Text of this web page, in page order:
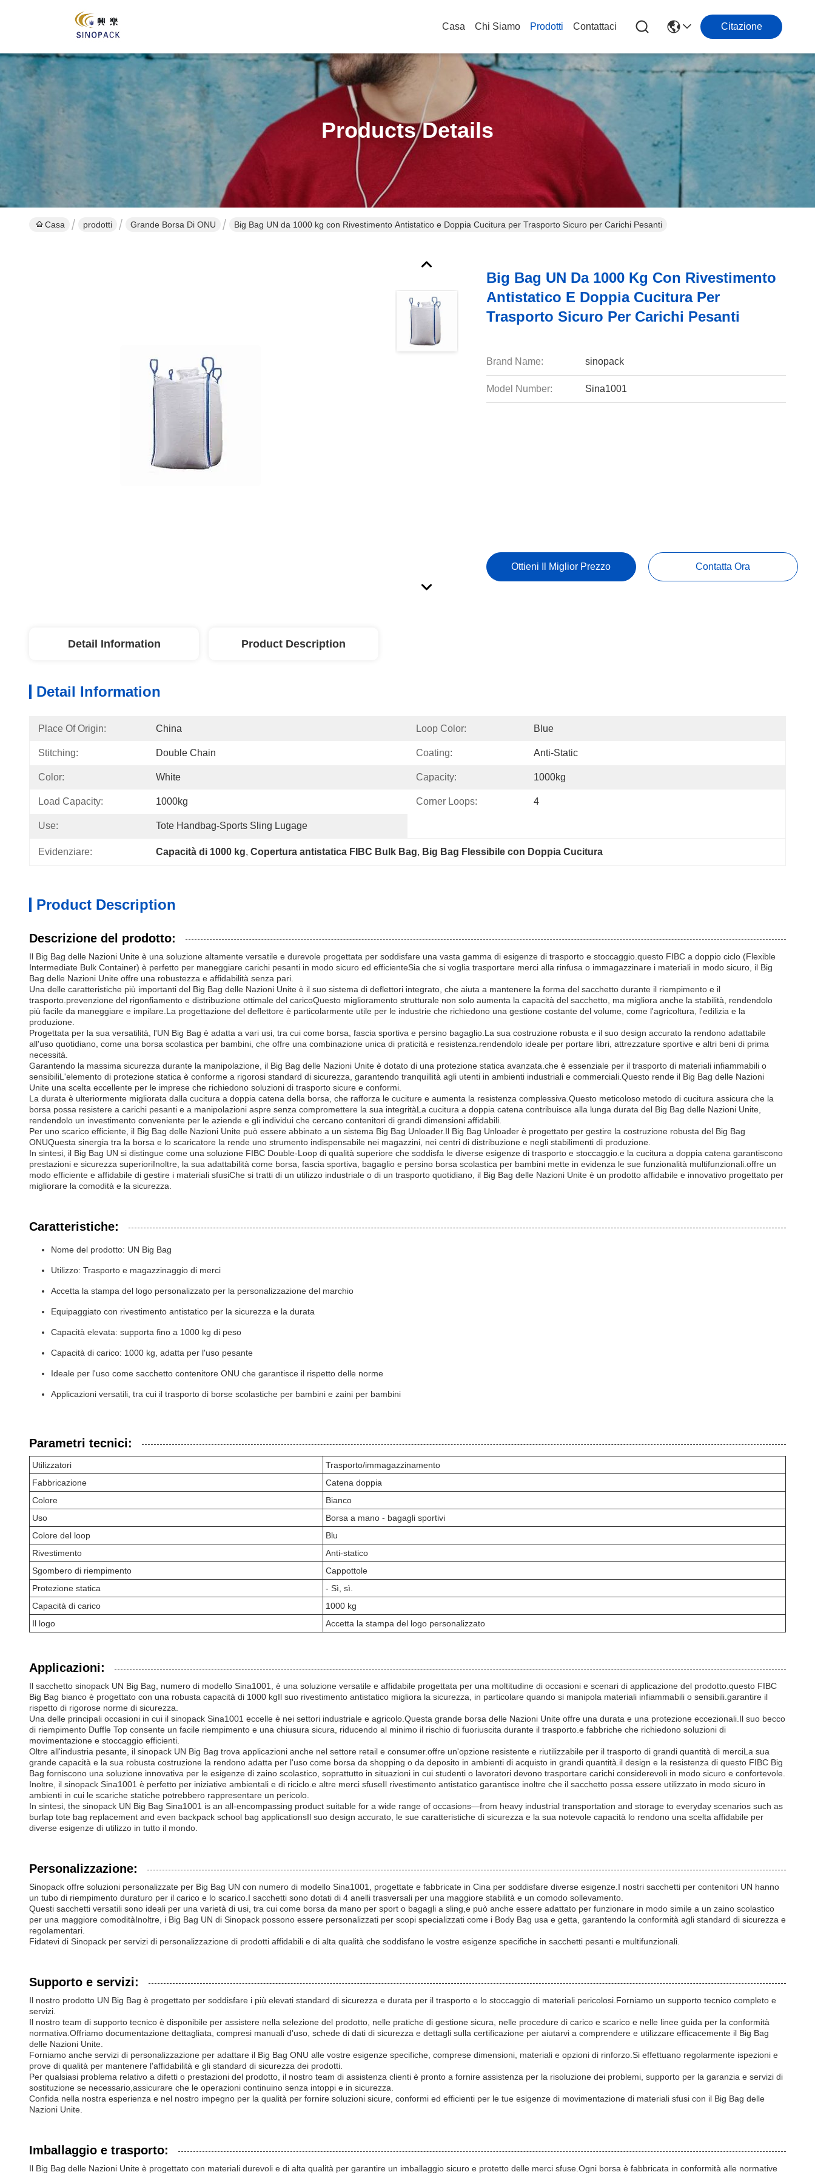
Casa Chi Siamo Prodotti Contattaci Citazione
Products Details
Casa prodotti Grande Borsa Di ONU Big Bag UN da 1000 kg con Rivestimento Antistatico e Doppia Cucitura per Trasporto Sicuro per Carichi Pesanti
Big Bag UN Da 1000 Kg Con Rivestimento
Antistatico E Doppia Cucitura Per
Trasporto Sicuro Per Carichi Pesanti
Brand Name: sinopack
Model Number: Sina1001
Ottieni Il Miglior Prezzo Contatta Ora
Detail Information Product Description
Detail Information
Place Of Origin: China Loop Color: Blue
Stitching: Double Chain Coating: Anti-Static
Color: White Capacity: 1000kg
Load Capacity: 1000kg Corner Loops: 4
Use: Tote Handbag-Sports Sling Lugage
Evidenziare: Capacità di 1000 kg, Copertura antistatica FIBC Bulk Bag, Big Bag Flessibile con Doppia Cucitura
Product Description
Descrizione del prodotto:
Il Big Bag delle Nazioni Unite è una soluzione altamente versatile e durevole progettata per soddisfare una vasta gamma di esigenze di trasporto e stoccaggio.questo FIBC a doppio ciclo (Flexible
Intermediate Bulk Container) è perfetto per maneggiare carichi pesanti in modo sicuro ed efficienteSia che si voglia trasportare merci alla rinfusa o immagazzinare i materiali in modo sicuro, il Big
Bag delle Nazioni Unite offre una robustezza e affidabilità senza pari.
Una delle caratteristiche più importanti del Big Bag delle Nazioni Unite è il suo sistema di deflettori integrato, che aiuta a mantenere la forma del sacchetto durante il riempimento e il
trasporto.prevenzione del rigonfiamento e distribuzione ottimale del caricoQuesto miglioramento strutturale non solo aumenta la capacità del sacchetto, ma migliora anche la stabilità, rendendolo
più facile da maneggiare e impilare.La progettazione del deflettore è particolarmente utile per le industrie che richiedono una gestione costante del volume, come l'agricoltura, l'edilizia e la
produzione.
Progettata per la sua versatilità, l'UN Big Bag è adatta a vari usi, tra cui come borsa, fascia sportiva e persino bagaglio.La sua costruzione robusta e il suo design accurato la rendono adattabile
all'uso quotidiano, come una borsa scolastica per bambini, che offre una combinazione unica di praticità e resistenza.rendendolo ideale per portare libri, attrezzature sportive e altri beni di prima
necessità.
Garantendo la massima sicurezza durante la manipolazione, il Big Bag delle Nazioni Unite è dotato di una protezione statica avanzata.che è essenziale per il trasporto di materiali infiammabili o
sensibiliL'elemento di protezione statica è conforme a rigorosi standard di sicurezza, garantendo tranquillità agli utenti in ambienti industriali e commerciali.Questo rende il Big Bag delle Nazioni
Unite una scelta eccellente per le imprese che richiedono soluzioni di trasporto sicure e conformi.
La durata è ulteriormente migliorata dalla cucitura a doppia catena della borsa, che rafforza le cuciture e aumenta la resistenza complessiva.Questo meticoloso metodo di cucitura assicura che la
borsa possa resistere a carichi pesanti e a manipolazioni aspre senza compromettere la sua integritàLa cucitura a doppia catena contribuisce alla lunga durata del Big Bag delle Nazioni Unite,
rendendolo un investimento conveniente per le aziende e gli individui che cercano contenitori di grandi dimensioni affidabili.
Per uno scarico efficiente, il Big Bag delle Nazioni Unite può essere abbinato a un sistema Big Bag Unloader.Il Big Bag Unloader è progettato per gestire la costruzione robusta del Big Bag
ONUQuesta sinergia tra la borsa e lo scaricatore la rende uno strumento indispensabile nei magazzini, nei centri di distribuzione e negli stabilimenti di produzione.
In sintesi, il Big Bag UN si distingue come una soluzione FIBC Double-Loop di qualità superiore che soddisfa le diverse esigenze di trasporto e stoccaggio.e la cucitura a doppia catena garantiscono
prestazioni e sicurezza superioriInoltre, la sua adattabilità come borsa, fascia sportiva, bagaglio e persino borsa scolastica per bambini mette in evidenza le sue funzionalità multifunzionali.offre un
modo efficiente e affidabile di gestire i materiali sfusiChe si tratti di un utilizzo industriale o di un trasporto quotidiano, il Big Bag delle Nazioni Unite è un prodotto affidabile e innovativo progettato per
migliorare la comodità e la sicurezza.
Caratteristiche:
Nome del prodotto: UN Big Bag
Utilizzo: Trasporto e magazzinaggio di merci
Accetta la stampa del logo personalizzato per la personalizzazione del marchio
Equipaggiato con rivestimento antistatico per la sicurezza e la durata
Capacità elevata: supporta fino a 1000 kg di peso
Capacità di carico: 1000 kg, adatta per l'uso pesante
Ideale per l'uso come sacchetto contenitore ONU che garantisce il rispetto delle norme
Applicazioni versatili, tra cui il trasporto di borse scolastiche per bambini e zaini per bambini
Parametri tecnici:
Utilizzatori
Trasporto/immagazzinamento
Fabbricazione
Catena doppia
Colore
Bianco
Uso
Borsa a mano - bagagli sportivi
Colore del loop
Blu
Rivestimento
Anti-statico
Sgombero di riempimento
Cappottole
Protezione statica
- Sì, sì.
Capacità di carico
1000 kg
Il logo
Accetta la stampa del logo personalizzato
Applicazioni:
Il sacchetto sinopack UN Big Bag, numero di modello Sina1001, è una soluzione versatile e affidabile progettata per una moltitudine di occasioni e scenari di applicazione del prodotto.questo FIBC
Big Bag bianco è progettato con una robusta capacità di 1000 kgIl suo rivestimento antistatico migliora la sicurezza, in particolare quando si manipola materiali infiammabili o sensibili.garantire il
rispetto di rigorose norme di sicurezza.
Una delle principali occasioni in cui il sinopack Sina1001 eccelle è nei settori industriale e agricolo.Questa grande borsa delle Nazioni Unite offre una durata e una protezione eccezionali.Il suo becco
di riempimento Duffle Top consente un facile riempimento e una chiusura sicura, riducendo al minimo il rischio di fuoriuscita durante il trasporto.e fabbriche che richiedono soluzioni di
movimentazione e stoccaggio efficienti.
Oltre all'industria pesante, il sinopack UN Big Bag trova applicazioni anche nel settore retail e consumer.offre un'opzione resistente e riutilizzabile per il trasporto di grandi quantità di merciLa sua
grande capacità e la sua robusta costruzione la rendono adatta per l'uso come borsa da shopping o da deposito in ambienti di acquisto in grandi quantità.il design e la resistenza di questo FIBC Big
Bag forniscono una soluzione innovativa per le esigenze di zaino scolastico, soprattutto in situazioni in cui studenti o lavoratori devono trasportare carichi considerevoli in modo sicuro e confortevole.
Inoltre, il sinopack Sina1001 è perfetto per iniziative ambientali e di riciclo.e altre merci sfuseIl rivestimento antistatico garantisce inoltre che il sacchetto possa essere utilizzato in modo sicuro in
ambienti in cui le scariche statiche potrebbero rappresentare un pericolo.
In sintesi, the sinopack UN Big Bag Sina1001 is an all-encompassing product suitable for a wide range of occasions—from heavy industrial transportation and storage to everyday scenarios such as
burlap tote bag replacement and even backpack school bag applicationsIl suo design accurato, le sue caratteristiche di sicurezza e la sua notevole capacità lo rendono una scelta affidabile per
diverse esigenze di utilizzo in tutto il mondo.
Personalizzazione:
Sinopack offre soluzioni personalizzate per Big Bag UN con numero di modello Sina1001, progettate e fabbricate in Cina per soddisfare diverse esigenze.I nostri sacchetti per contenitori UN hanno
un tubo di riempimento duraturo per il carico e lo scarico.I sacchetti sono dotati di 4 anelli trasversali per una maggiore stabilità e un comodo sollevamento.
Questi sacchetti versatili sono ideali per una varietà di usi, tra cui come borsa da mano per sport o bagagli a sling,e può anche essere adattato per funzionare in modo simile a un zaino scolastico
per una maggiore comoditàInoltre, i Big Bag UN di Sinopack possono essere personalizzati per scopi specializzati come i Body Bag usa e getta, garantendo la conformità agli standard di sicurezza e
regolamentari.
Fidatevi di Sinopack per servizi di personalizzazione di prodotti affidabili e di alta qualità che soddisfano le vostre esigenze specifiche in sacchetti pesanti e multifunzionali.
Supporto e servizi:
Il nostro prodotto UN Big Bag è progettato per soddisfare i più elevati standard di sicurezza e durata per il trasporto e lo stoccaggio di materiali pericolosi.Forniamo un supporto tecnico completo e
servizi.
Il nostro team di supporto tecnico è disponibile per assistere nella selezione del prodotto, nelle pratiche di gestione sicura, nelle procedure di carico e scarico e nelle linee guida per la conformità
normativa.Offriamo documentazione dettagliata, compresi manuali d'uso, schede di dati di sicurezza e dettagli sulla certificazione per aiutarvi a comprendere e utilizzare efficacemente il Big Bag
delle Nazioni Unite.
Forniamo anche servizi di personalizzazione per adattare il Big Bag ONU alle vostre esigenze specifiche, comprese dimensioni, materiali e opzioni di rinforzo.Si effettuano regolarmente ispezioni e
prove di qualità per mantenere l'affidabilità e gli standard di sicurezza dei prodotti.
Per qualsiasi problema relativo a difetti o prestazioni del prodotto, il nostro team di assistenza clienti è pronto a fornire assistenza per la risoluzione dei problemi, supporto per la garanzia e servizi di
sostituzione se necessario,assicurare che le operazioni continuino senza intoppi e in sicurezza.
Confida nella nostra esperienza e nel nostro impegno per la qualità per fornire soluzioni sicure, conformi ed efficienti per le tue esigenze di movimentazione di materiali sfusi con il Big Bag delle
Nazioni Unite.
Imballaggio e trasporto:
Il Big Bag delle Nazioni Unite è progettato con materiali durevoli e di alta qualità per garantire un imballaggio sicuro e protetto delle merci sfuse.Ogni borsa è fabbricata in conformità alle normative